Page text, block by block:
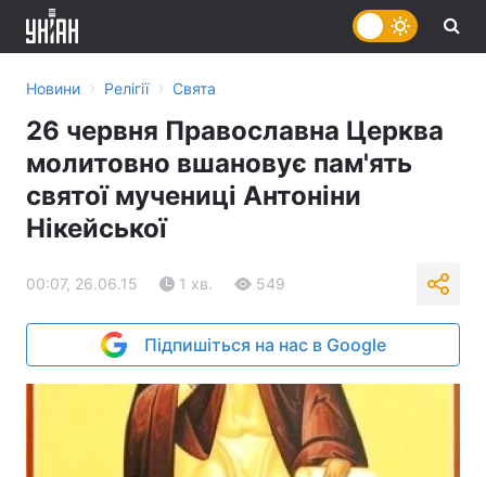
Новини › Релігії › Свята
26 червня Православна Церква
молитовно вшановує пам'ять
святої мучениці Антоніни
Нікейської
00:07, 26.06.15 1 хв. 549
Підпишіться на нас в Google